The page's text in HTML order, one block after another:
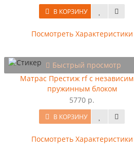
В КОРЗИНУ
Посмотреть Характеристики
Быстрый просмотр
Матрас Престиж rf с
пружинным блоком
5770 р.
В КОРЗИНУ
Посмотреть Характеристики